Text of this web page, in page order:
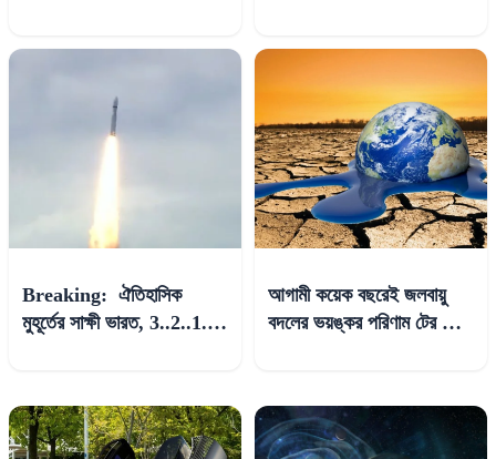
Breaking: ঐতিহাসিক
মুহূর্তের সাক্ষী ভারত, 3..2..1..
আগামী কয়েক বছরেই জলবায়ু
বদলের ভয়ঙ্কর পরিণাম টের পাবে